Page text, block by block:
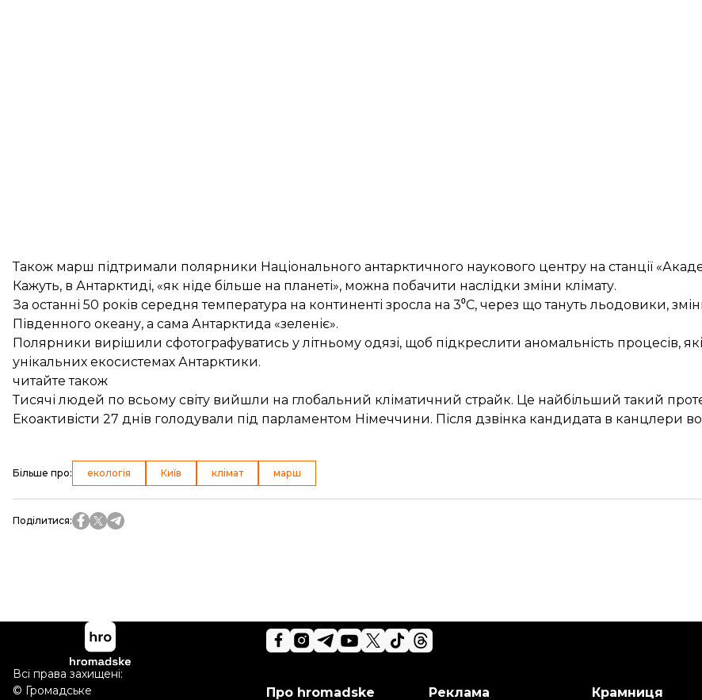
Також марш підтримали полярники Національного антарктичного наукового центру на станції
Кажуть, в Антарктиді, «як ніде більше на планеті», можна побачити наслідки зміни клімату.
За останні 50 років середня температура на континенті зросла на 3⁰С, через що тануть льодовики,
Південного океану, а сама Антарктида «зеленіє».
Полярники вирішили сфотографуватись у літньому одязі, щоб підкреслити аномальність процесів,
унікальних екосистемах Антарктики.
читайте також
Тисячі людей по всьому світу вийшли на глобальний кліматичний страйк. Це найбільший такий
Екоактивісти 27 днів голодували під парламентом Німеччини. Після дзвінка кандидата в канцлери
Більше про: екологія Київ клімат марш
Поділитися:
Про hromadske Реклама Крамниця
Всі права захищені:
© Громадське